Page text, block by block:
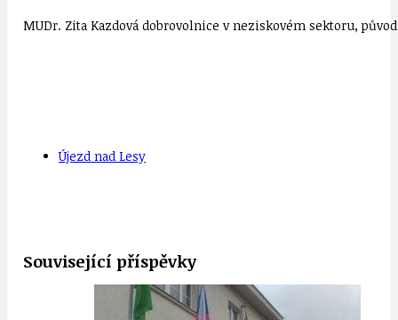
MUDr. Zita Kazdová dobrovolnice v neziskovém sektoru,
Újezd nad Lesy
Související příspěvky